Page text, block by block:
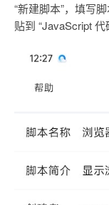
“新建脚本”，填写
贴到 “JavaScript 代